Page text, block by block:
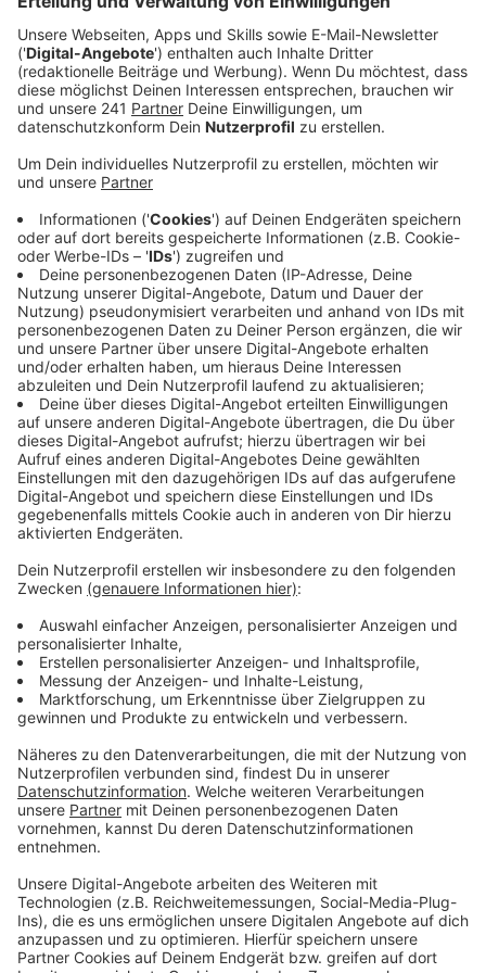
Fahrradtour durch Köln
Anzeige
156 Konzerte in 18 Ländern und offenbar hat sie sich
postete sie bei Instagram ihre Fahrradtour durch Köln.
Besonders gefallen hat ihr wohl der Dom, den sie mit
ihrem Sohn Jameson Moon besichtigt hat, aber auch
Kölsch scheint ihr ganz gut zu schmecken. Trotzdem
findet sie die Zeit für neue Musik. Mit "Can we
Pretend" bringt sie den nächsten Song raus. Dafür hat
sie sich nicht nur das EDM-Trio Cash Cash ins Boot
geholt sondern auch One Republic Superstar Ryan
Tedder. Also stehen eigentlich alle Zeichen auf Hit.
Anzeige
Wir benötigen Ihre
Video-Service zu laden!
Wir verwenden einen Service eines
Drittanbieters, um Videoinhalte
einzubetten. Dieser Service kann
Daten zu Ihren Aktivitäten
sammeln. Bitte lesen Sie die
Details durch und stimmen Sie der
Nutzung des Service zu, um dieses
Mehr Informationen
Akzeptieren
P!nk - Can we Pretend
Anzeige